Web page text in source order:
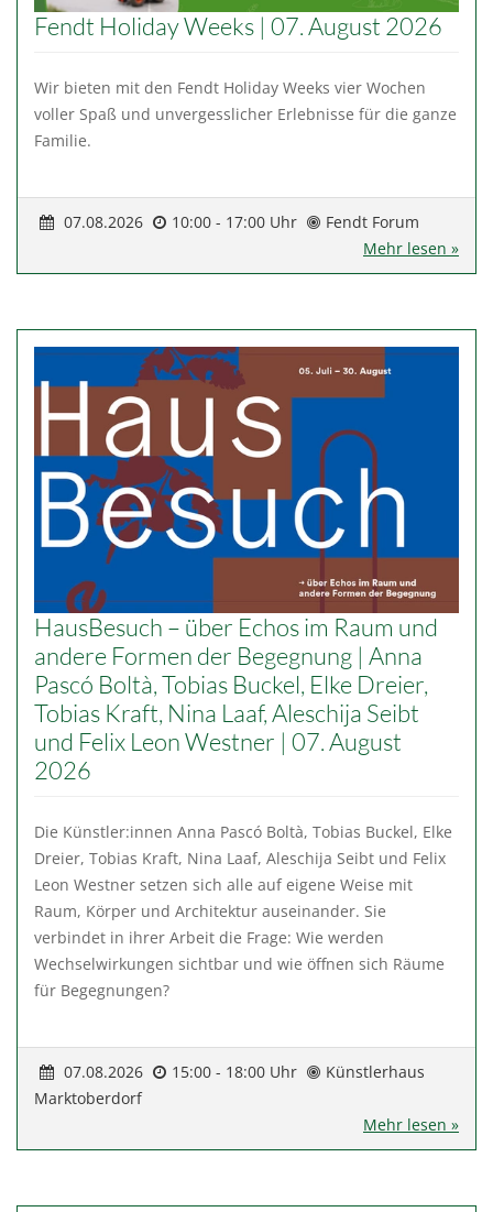
Fendt Holiday Weeks | 07. August 2026
Wir bieten mit den Fendt Holiday Weeks vier Wochen
voller Spaß und unvergesslicher Erlebnisse für die ganze
Familie.
07.08.2026 10:00 - 17:00 Uhr
Fendt Forum
Mehr lesen »
HausBesuch – über Echos im Raum und
andere Formen der Begegnung | Anna
Pascó Boltà, Tobias Buckel, Elke Dreier,
Tobias Kraft, Nina Laaf, Aleschija Seibt
und Felix Leon Westner | 07. August
2026
Die Künstler:innen Anna Pascó Boltà, Tobias Buckel, Elke
Dreier, Tobias Kraft, Nina Laaf, Aleschija Seibt und Felix
Leon Westner setzen sich alle auf eigene Weise mit
Raum, Körper und Architektur auseinander. Sie
verbindet in ihrer Arbeit die Frage: Wie werden
Wechselwirkungen sichtbar und wie öffnen sich Räume
für Begegnungen?
07.08.2026 15:00 - 18:00 Uhr
Künstlerhaus
Marktoberdorf
Mehr lesen »